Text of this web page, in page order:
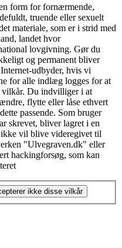
form for fornærmende,
truende eller sexuelt
materiale, som er i strid med
landet hvor
lovgivning. Gør du
og permanent bliver
udbyder, hvis vi
for alle indlæg logges for at
vilkår. Du indvilliger i at
flytte eller låse ethvert
passende. Som bruger
skrevet, bliver lagret i en
ikke vil blive videregivet til
"Ulvegraven.dk" eller
hackingforsøg, som kan